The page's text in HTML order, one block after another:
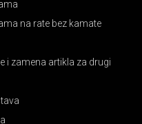
na rate bez kamate
i zamena artikla za drugi